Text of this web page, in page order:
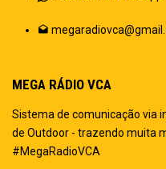
MEGA RÁDIO VCA
Sistema de comunicação via
de Outdoor - trazendo muita
#MegaRadioVCA